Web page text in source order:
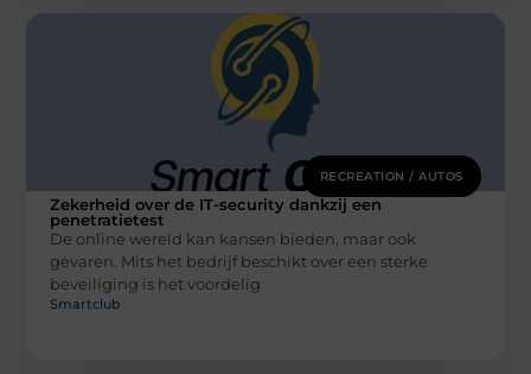
RECREATION / AUTOS
Zekerheid over de IT-security dankzij een
penetratietest
De online wereld kan kansen bieden, maar ook
gevaren. Mits het bedrijf beschikt over een sterke
beveiliging is het voordelig
Smartclub